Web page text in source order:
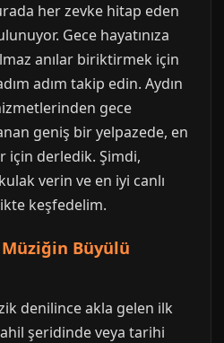
her zevke hitap eden
Gece hayatınıza
anılar biriktirmek için
adım takip edin. Aydın
gece
geniş bir yelpazede, en
için derledik. Şimdi,
verin ve en iyi canlı
keşfedelim.
Müziğin Büyülü
denilince akla gelen ilk
şeridinde veya tarihi